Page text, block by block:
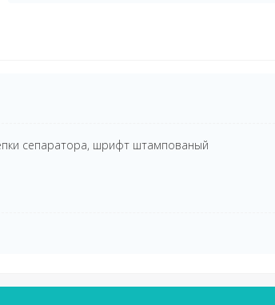
сепаратора, шрифт штампованый